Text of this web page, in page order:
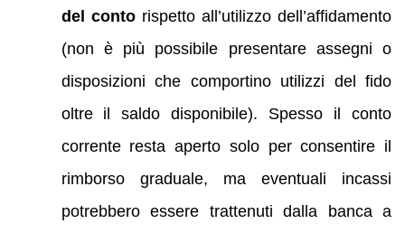
del contorispetto all’utilizzo dell’affidamento
(non è più possibile presentare assegni o
disposizioni che comportino utilizzi del fido
oltre il saldo disponibile). Spesso il conto
corrente resta aperto solo per consentire il
rimborso graduale, ma eventuali incassi
potrebbero essere trattenuti dalla banca a